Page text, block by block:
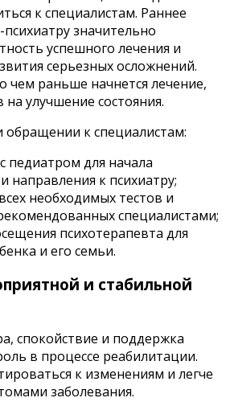
к специалистам. Раннее
значительно
успешного лечения и
серьезных осложнений.
чем раньше начнется лечение,
улучшение состояния.
к специалистам:
педиатром для начала
направления к психиатру;
необходимых тестов и
специалистами;
психотерапевта для
и его семьи.
и стабильной
спокойствие и поддержка
в процессе реабилитации.
к изменениям и легче
заболевания.